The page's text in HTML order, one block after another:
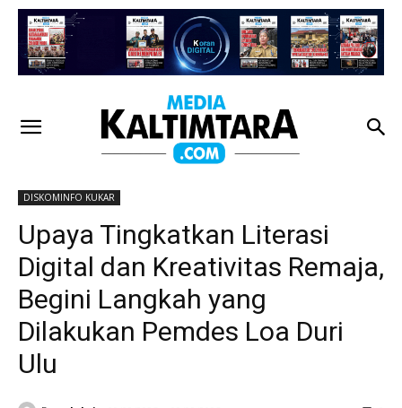
DISKOMINFO KUKAR
Upaya Tingkatkan Literasi
Digital dan Kreativitas Remaja,
Begini Langkah yang
Dilakukan Pemdes Loa Duri
Ulu